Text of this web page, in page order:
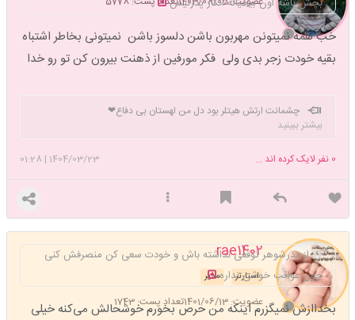
خب همه نمیتونن مهربون باشن دلسوز باشن نمیتونی بخاطر اشتباه
بقیه خودت زجر بدی ولی فکر مورفین از ذهنت بیرون کن تو رو خدا
چشمانت ارتش هیتلر بود دل من لهستان بی دفاع❤
بیشتر ببینید
1404/03/23
|
01:28 0 نفر لایک کرده اند ...
rae1402
مدیر استارتر
عضویت: 1401/06/13 تعداد پست: 1743
از پدرشوهر توقعی نداشته باش و خودت سعی کن منصرفش کنی
چون عواقب خوشی نداره
بخداازش نمیگزرم اینکه من حرص بخورم خوشحالش می‌کنه خیلی